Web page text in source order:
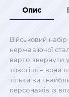
Опис
Військовий
нержавіючої
варто звернути
товстіші – вони
тільки ви і
персонажів із